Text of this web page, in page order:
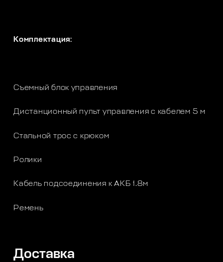
Комплектация:
Съемный блок управления
Дистанционный пульт управления с кабелем 5 м
Стальной трос с крюком
Ролики
Кабель подсоединения к АКБ 1.8м
Ремень
Доставка